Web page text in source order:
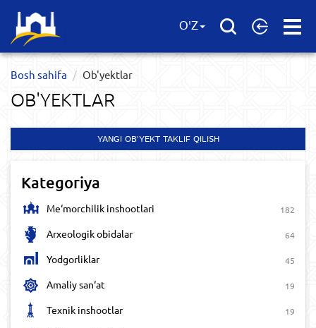
Open
O'Z
Bosh sahifa Ob'yektlar​
OB'YEKTLAR​
YANGI OB'YEKT TAKLIF QILISH
Kategoriya
Me‘morchilik inshootlari 182
Arxeologik obidalar 64
Yodgorliklar 45
Amaliy san‘at 19
Texnik inshootlar 19